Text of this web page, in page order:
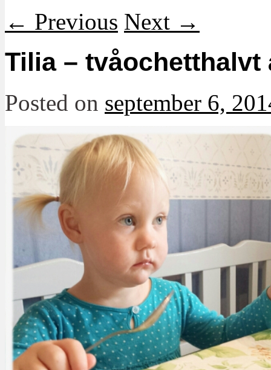
← Previous Next →
Tilia – tvåochetthalvt
Posted on september 6,